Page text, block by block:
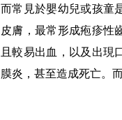
而常見於嬰幼兒或孩童
皮膚，最常形成疱疹性
且較易出血，以及出現
膜炎，甚至造成死亡。